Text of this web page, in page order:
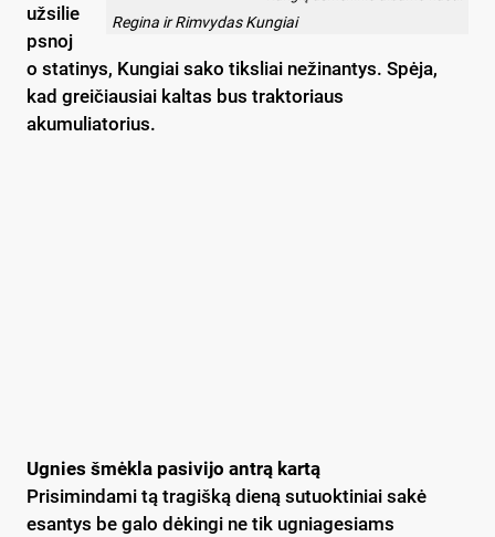
Regina ir Rimvydas Kungiai
užsilie
psnoj
o statinys, Kungiai sako tiksliai nežinantys. Spėja,
kad greičiausiai kaltas bus traktoriaus
akumuliatorius.
Ugnies šmėkla pasivijo antrą kartą
Prisimindami tą tragišką dieną sutuoktiniai sakė
esantys be galo dėkingi ne tik ugniagesiams